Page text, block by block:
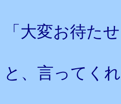
「大変お待た
と、言ってく